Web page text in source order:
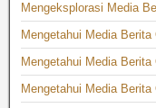
Mengeksplorasi Media
Mengetahui Media
Mengetahui Media Berita
Mengetahui Media